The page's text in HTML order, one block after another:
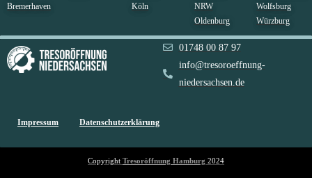
Bremerhaven
Köln
NRW
Oldenburg
Wolfsburg
Würzburg
01748 00 87 97
info@tresoroeffnung-
niedersachsen.de
Impressum Datenschutzerklärung
Copyright Tresoröffnung Hamburg 2024